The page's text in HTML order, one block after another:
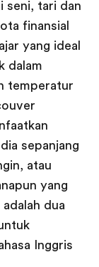
seni, tari dan
finansial
yang ideal
dalam
temperatur
sepanjang
atau
yang
dua
Inggris